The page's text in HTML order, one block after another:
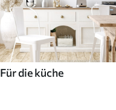
Für die küche